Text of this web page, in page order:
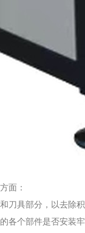
：
刀具部分，以
各个部件是否安装牢固